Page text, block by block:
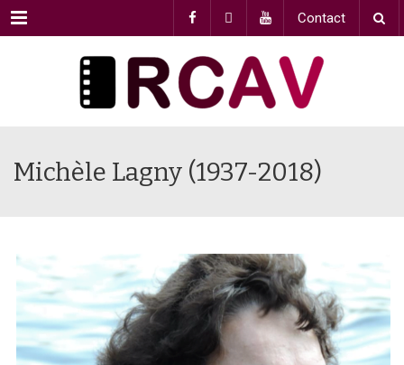
Menu Contact
Michèle Lagny (1937-2018)